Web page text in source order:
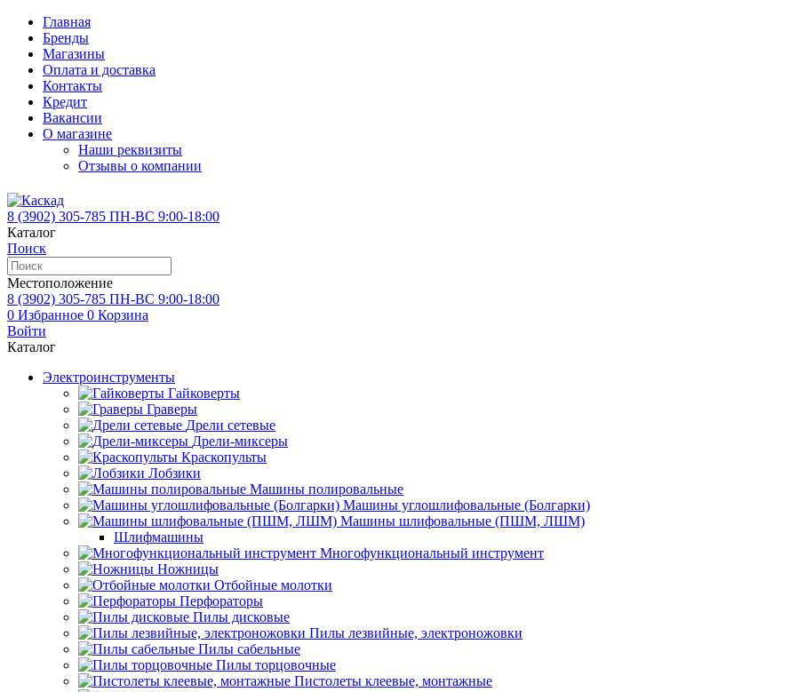
Главная
Бренды
Магазины
Оплата и доставка
Контакты
Кредит
Вакансии
О магазине
Наши реквизиты
Отзывы о компании
8 (3902) 305-785 ПН-ВС 9:00-18:00
Каталог
Поиск
Местоположение
8 (3902) 305-785 ПН-ВС 9:00-18:00
0 Избранное 0 Корзина
Войти
Каталог
Электроинструменты
Гайковерты
Граверы
Дрели сетевые
Дрели-миксеры
Краскопульты
Лобзики
Машины полировальные
Машины углошлифовальные (Болгарки)
Машины шлифовальные (ПШМ, ЛШМ)
Шлифмашины
Многофункциональный инструмент
Ножницы
Отбойные молотки
Перфораторы
Пилы дисковые
Пилы лезвийные, электроножовки
Пилы сабельные
Пилы торцовочные
Пистолеты клеевые, монтажные